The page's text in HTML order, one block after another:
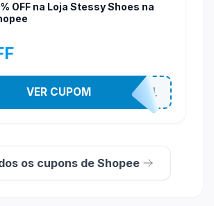
OFF na Loja Stessy Shoes na
STES2541
VER CUPOM
os cupons de Shopee